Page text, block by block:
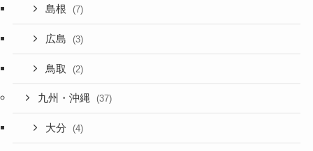
島根 (7)
広島 (3)
鳥取 (2)
九州・沖縄 (37)
大分 (4)